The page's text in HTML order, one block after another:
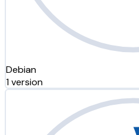
Debian
1 version